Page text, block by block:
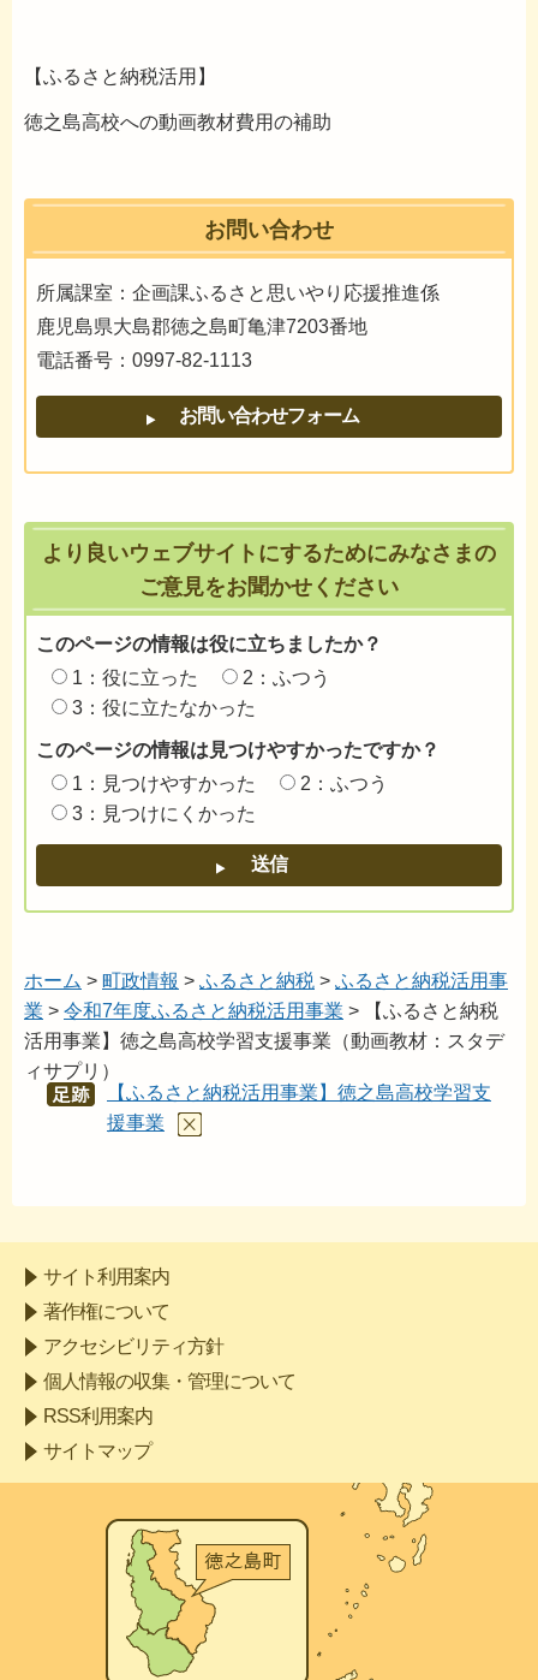
【ふるさと納税活用】
徳之島高校への動画教材費用の補助
お問い合わせ
所属課室：企画課ふるさと思いやり応援推進係
鹿児島県大島郡徳之島町亀津7203番地
電話番号：0997-82-1113
より良いウェブサイトにするためにみなさまの
ご意見をお聞かせください
このページの情報は役に立ちましたか？
1：役に立った
2：ふつう
3：役に立たなかった
このページの情報は見つけやすかったですか？
1：見つけやすかった
2：ふつう
3：見つけにくかった
ホーム > 町政情報 > ふるさと納税 > ふるさと納税活用事
業 > 令和7年度ふるさと納税活用事業 > 【ふるさと納税
活用事業】徳之島高校学習支援事業（動画教材：スタデ
ィサプリ）
あし
【ふるさと納税活用事業】徳之島高校学習支
援事業
サイト利用案内
著作権について
アクセシビリティ方針
個人情報の収集・管理について
RSS利用案内
サイトマップ